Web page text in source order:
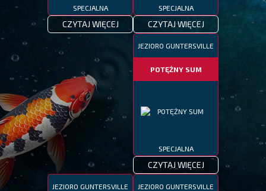
SPECJALNA
CZYTAJ WIĘCEJ
SPECJALNA
CZYTAJ WIĘCEJ
JEZIORO GUNTERSVILLE
POTĘŻNY SUM
SPECJALNA
CZYTAJ WIĘCEJ
JEZIORO GUNTERSVILLE JEZIORO GUNTERSVILLE